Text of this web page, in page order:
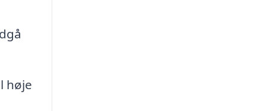
høje